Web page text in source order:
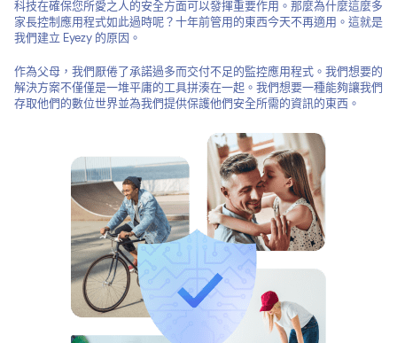
科技在確保您所愛之人的安全方面可以發揮重要作用。那麼為什麼這麼多
家長控制應用程式如此過時呢？十年前管用的東西今天不再適用。這就是
我們建立 Eyezy 的原因。
作為父母，我們厭倦了承諾過多而交付不足的監控應用程式。我們想要的
解決方案不僅僅是一堆平庸的工具拼湊在一起。我們想要一種能夠讓我們
存取他們的數位世界並為我們提供保護他們安全所需的資訊的東西。